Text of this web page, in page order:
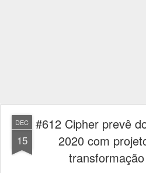
DEC
15
#612 Cipher prevê
2020 com